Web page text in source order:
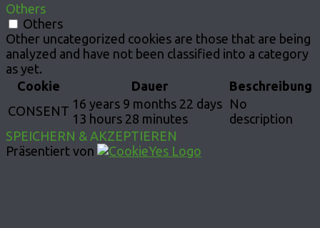
Others
Others
Other uncategorized cookies are those that are being
analyzed and have not been classified into a category
as yet.
Cookie
Dauer
Beschreibung
CONSENT 16 years 9 months 22 days
13 hours 28 minutes
No
description
SPEICHERN & AKZEPTIEREN
Präsentiert von